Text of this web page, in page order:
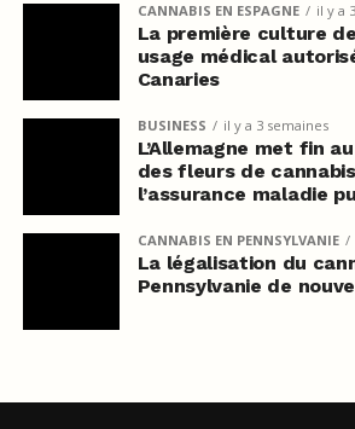
CANNABIS EN ESPAGNE il y a
La première culture
usage médical
Canaries
BUSINESS il y a 3 semaines
L’Allemagne met fin
des fleurs de
l’assurance maladie
CANNABIS EN PENNSYLVANIE
La légalisation du
Pennsylvanie de